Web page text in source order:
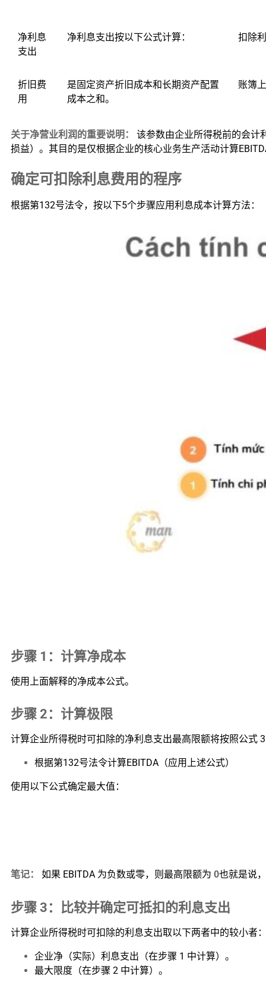
净利息
支出
净利息支出按以下公式计算： 扣除
折旧费
用
是固定资产折旧成本和长期资产配置
成本之和。
账簿
关于净营业利润的重要说明：
该参数由企业所得税前的会计
损益）。其目的是仅根据企业的核心业务生产活动计算
确定可扣除利息费用的程序
根据第132号法令，按以下5个步骤应用利息成本计算方法：
步骤 1：计算净成本
使用上面解释的净成本公式。
步骤 2：计算极限
计算企业所得税时可扣除的净利息支出最高限额将按照公式
根据第132号法令计算EBITDA（应用上述公式）
使用以下公式确定最大值：
笔记： 如果 EBITDA 为负数或零，则最高限额为 0也就是说
步骤 3：比较并确定可抵扣的利息支出
计算企业所得税时可扣除的利息支出取以下两者中的较小者
企业净（实际）利息支出（在步骤 1 中计算）。
最大限度（在步骤 2 中计算）。